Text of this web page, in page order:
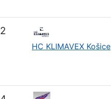
2
HC KLIMAVEX Košice